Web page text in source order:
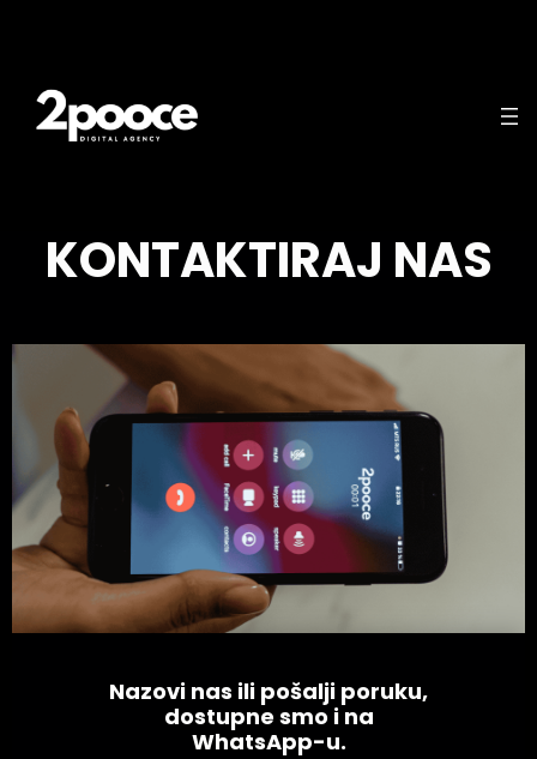
KONTAKTIRAJ NAS
Nazovi nas ili pošalji poruku,
dostupne smo i na
WhatsApp-u.